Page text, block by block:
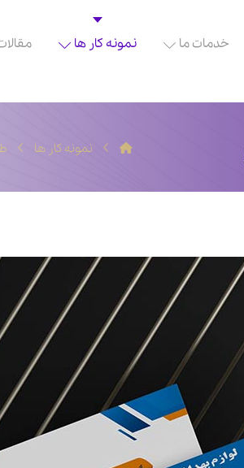
خدمات ما نمونه کار ها
نمونه کار ها